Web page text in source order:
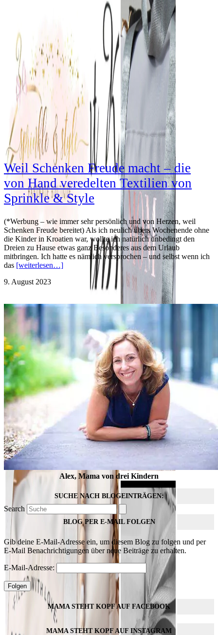
Weil Schenken Freude macht – die
von Hand veredelten Textilien von
Sprinkle & Style
(*Werbung – wie immer sehr persönlich und von Herzen, weil
Schenken Freude bereitet) Als ich neulich übers Wochenende ohne
die Kinder in Kroatien war, wollte ich natürlich unbedingt den
Dreien zu Hause etwas ganz Besonderes aus dem Urlaub
mitbringen. Ich hatte es nämlich versprochen – und selbst wenn ich
das [weiterlesen…]
9. August 2023
Alex, Mama von drei Kindern
SUCHE NACH BLOGEINTRÄGEN:
Search
BLOG PER E-MAIL FOLGEN
Gib deine E-Mail-Adresse ein, um diesem Blog zu folgen und per
E-Mail Benachrichtigungen über neue Beiträge zu erhalten.
E-Mail-Adresse:
Folgen
MAMA STEHT KOPF AUF FACEBOOK
MAMA STEHT KOPF AUF INSTAGRAM